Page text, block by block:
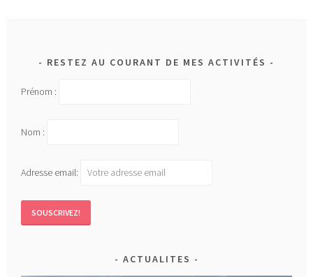
RESTEZ AU COURANT DE MES ACTIVITÉS
Prénom :
Nom :
Adresse email:
ACTUALITES